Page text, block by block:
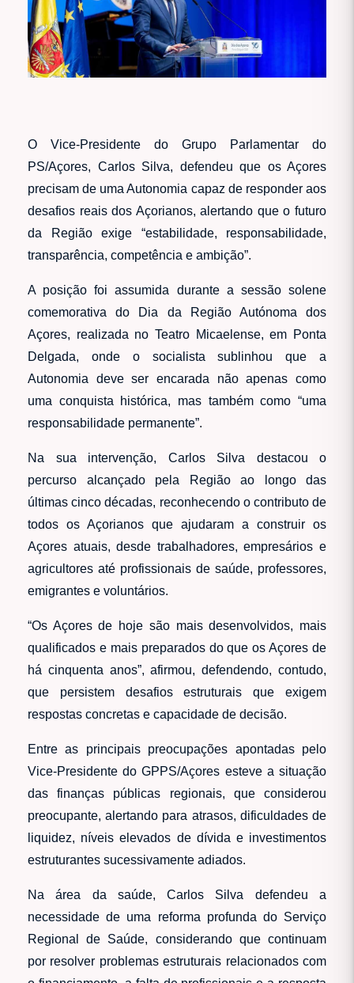
O Vice-Presidente do Grupo Parlamentar do
PS/Açores, Carlos Silva, defendeu que os Açores
precisam de uma Autonomia capaz de responder aos
desafios reais dos Açorianos, alertando que o futuro
da Região exige “estabilidade, responsabilidade,
transparência, competência e ambição”.
A posição foi assumida durante a sessão solene
comemorativa do Dia da Região Autónoma dos
Açores, realizada no Teatro Micaelense, em Ponta
Delgada, onde o socialista sublinhou que a
Autonomia deve ser encarada não apenas como
uma conquista histórica, mas também como “uma
responsabilidade permanente”.
Na sua intervenção, Carlos Silva destacou o
percurso alcançado pela Região ao longo das
últimas cinco décadas, reconhecendo o contributo de
todos os Açorianos que ajudaram a construir os
Açores atuais, desde trabalhadores, empresários e
agricultores até profissionais de saúde, professores,
emigrantes e voluntários.
“Os Açores de hoje são mais desenvolvidos, mais
qualificados e mais preparados do que os Açores de
há cinquenta anos”, afirmou, defendendo, contudo,
que persistem desafios estruturais que exigem
respostas concretas e capacidade de decisão.
Entre as principais preocupações apontadas pelo
Vice-Presidente do GPPS/Açores esteve a situação
das finanças públicas regionais, que considerou
preocupante, alertando para atrasos, dificuldades de
liquidez, níveis elevados de dívida e investimentos
estruturantes sucessivamente adiados.
Na área da saúde, Carlos Silva defendeu a
necessidade de uma reforma profunda do Serviço
Regional de Saúde, considerando que continuam
por resolver problemas estruturais relacionados com